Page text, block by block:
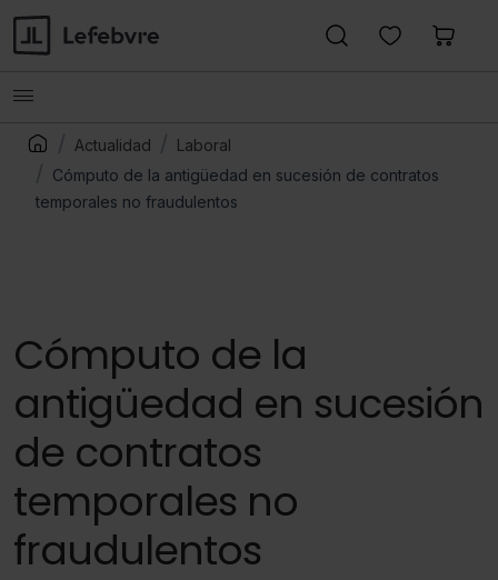
Actualidad
Laboral
Cómputo de la antigüedad en sucesión de contratos
temporales no fraudulentos
Cómputo de la
antigüedad en sucesión
de contratos
temporales no
fraudulentos